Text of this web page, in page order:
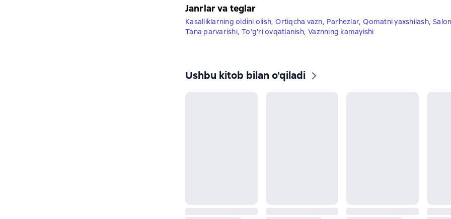
Janrlar va teglar
Kasalliklarning oldini olish, Ortiqcha vazn, Parhezlar, Qomatni yaxshilash,
Tana parvarishi, To‘g‘ri ovqatlanish, Vaznning kamayishi
Ushbu kitob bilan o'qiladi